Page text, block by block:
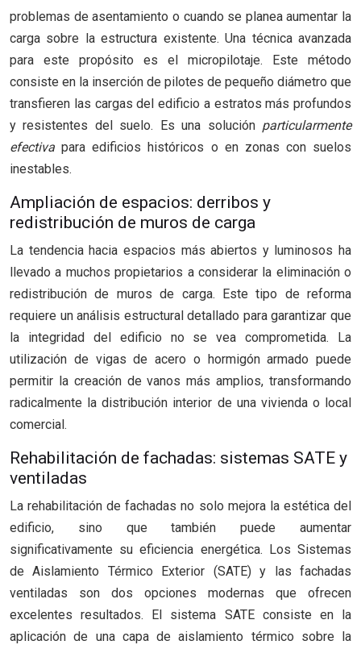
problemas de asentamiento o cuando se planea aumentar la
carga sobre la estructura existente. Una técnica avanzada
para este propósito es el micropilotaje. Este método
consiste en la inserción de pilotes de pequeño diámetro que
transfieren las cargas del edificio a estratos más profundos
y resistentes del suelo. Es una solución particularmente
efectivapara edificios históricos o en zonas con suelos
inestables.
Ampliación de espacios: derribos y
redistribución de muros de carga
La tendencia hacia espacios más abiertos y luminosos ha
llevado a muchos propietarios a considerar la eliminación o
redistribución de muros de carga. Este tipo de reforma
requiere un análisis estructural detallado para garantizar que
la integridad del edificio no se vea comprometida. La
utilización de vigas de acero o hormigón armado puede
permitir la creación de vanos más amplios, transformando
radicalmente la distribución interior de una vivienda o local
comercial.
Rehabilitación de fachadas: sistemas SATE y
ventiladas
La rehabilitación de fachadas no solo mejora la estética del
edificio, sino que también puede aumentar
significativamente su eficiencia energética. Los Sistemas
de Aislamiento Térmico Exterior (SATE) y las fachadas
ventiladas son dos opciones modernas que ofrecen
excelentes resultados. El sistema SATE consiste en la
aplicación de una capa de aislamiento térmico sobre la